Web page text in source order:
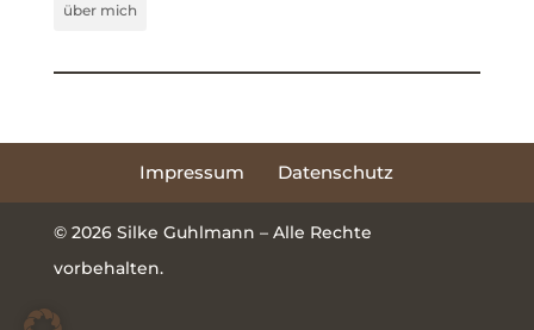
über mich
Impressum Datenschutz
© 2026 Silke Guhlmann – Alle Rechte
vorbehalten.